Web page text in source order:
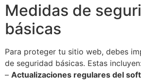
Medidas de
básicas
Para proteger tu sitio web, debes
de seguridad básicas. Estas incluyen:
– Actualizaciones regulares del